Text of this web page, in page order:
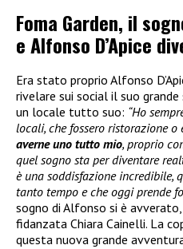
Foma Garden, il
e Alfonso D’Apice
Era stato proprio Alfonso
rivelare sui social il suo
un locale tutto suo: “Ho
locali, che fossero ristorazione o
averne uno tutto mio, proprio
quel sogno sta per diventare
è una soddisfazione incredibile,
tanto tempo e che oggi prende
sogno di Alfonso si è
fidanzata Chiara Cainelli. La
questa nuova grande